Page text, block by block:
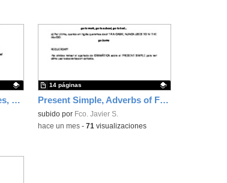
Will, Likes & Dislikes, Dates, Months, Ordinal Numbers, Free Time Activities Present Simple, Adverbs of Frequency, Food & Drink, Jobs & Places of Work, Verbs for Daily Actions
Contenido educativo.
subido por Fco. Javier S.
14 páginas
-hace un mes- 71 visualizaciones